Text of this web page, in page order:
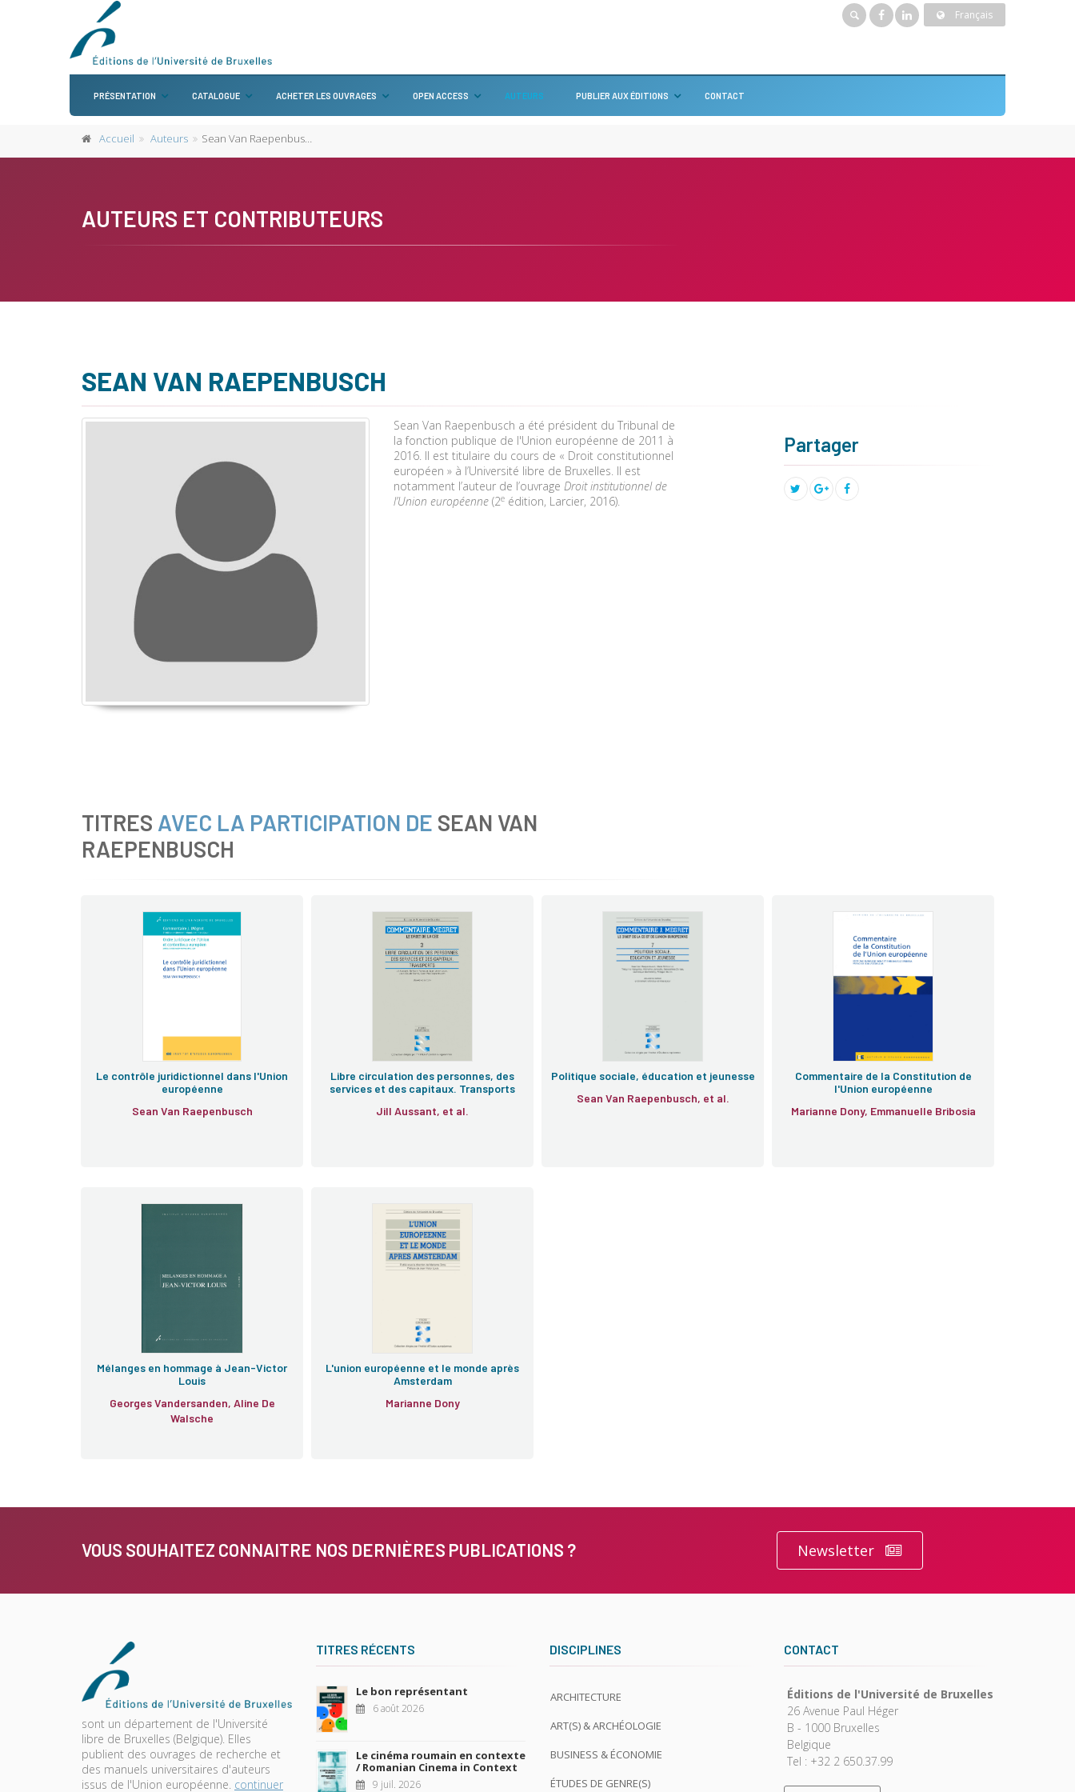
Français
PRÉSENTATION CATALOGUE ACHETER LES OUVRAGES OPEN ACCESS AUTEURS PUBLIER AUX ÉDITIONS CONTACT
Accueil Auteurs Sean Van Raepenbusch
AUTEURS ET CONTRIBUTEURS
SEAN VAN RAEPENBUSCH
Sean Van Raepenbusch a été président du Tribunal de
la fonction publique de l'Union européenne de 2011 à
2016. Il est titulaire du cours de « Droit constitutionnel
européen » à l’Université libre de Bruxelles. Il est
notamment l’auteur de l’ouvrage Droit institutionnel de
l’Union européenne (2e édition, Larcier, 2016).
Partager
TITRES AVEC LA PARTICIPATION DE SEAN VAN
RAEPENBUSCH
Le contrôle juridictionnel dans l'Union
européenne
Sean Van Raepenbusch
Libre circulation des personnes, des
services et des capitaux. Transports
Jill Aussant, et al.
Politique sociale, éducation et jeunesse
Sean Van Raepenbusch, et al.
Commentaire de la Constitution de
l'Union européenne
Marianne Dony, Emmanuelle Bribosia
Mélanges en hommage à Jean-Victor
Louis
Georges Vandersanden, Aline De
Walsche
L'union européenne et le monde après
Amsterdam
Marianne Dony
VOUS SOUHAITEZ CONNAITRE NOS DERNIÈRES PUBLICATIONS ? Newsletter
sont un département de l'Université
libre de Bruxelles (Belgique). Elles
publient des ouvrages de recherche et
des manuels universitaires d'auteurs
issus de l'Union européenne. continuer
TITRES RÉCENTS
Le bon représentant
6 août 2026
Le cinéma roumain en contexte
/ Romanian Cinema in Context
9 juil. 2026
DISCIPLINES
ARCHITECTURE
ART(S) & ARCHÉOLOGIE
BUSINESS & ÉCONOMIE
ÉTUDES DE GENRE(S)
CONTACT
Éditions de l'Université de Bruxelles
26 Avenue Paul Héger
B - 1000 Bruxelles
Belgique
Tel : +32 2 650.37.99